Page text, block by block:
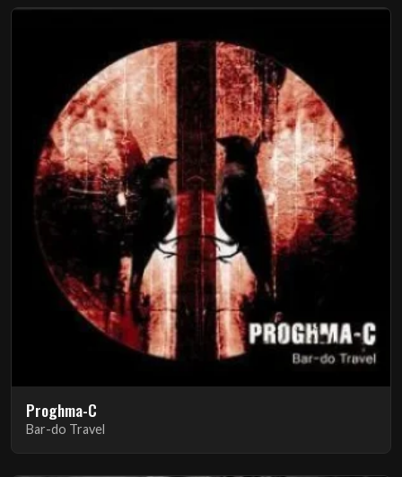
Proghma-C
Bar-do Travel